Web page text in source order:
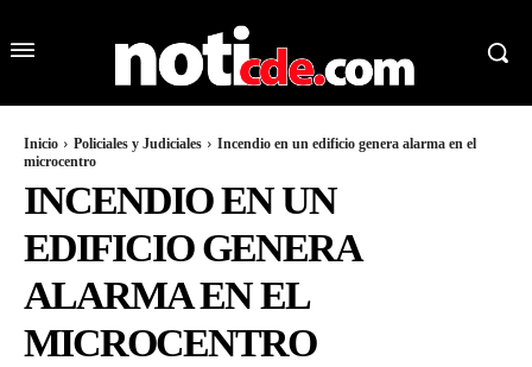
Inicio Policiales y Judiciales
Incendio en un edificio genera alarma en el
microcentro
INCENDIO EN UN
EDIFICIO GENERA
ALARMA EN EL
MICROCENTRO